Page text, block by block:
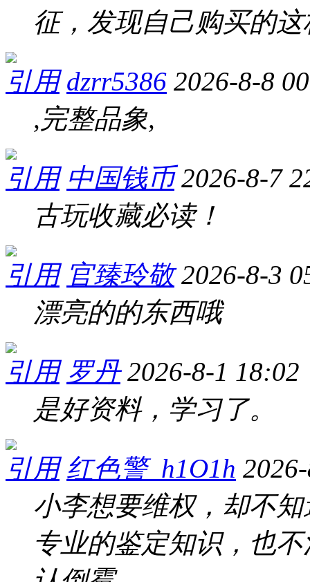
征，发现自己购买的
引用 dzrr5386 2026-8-8
,完整品象,
引用 中国钱币 2026-8-7
古玩收藏必读！
引用 官臻玲敬 2026-8-3
漂亮的的东西哦
引用 罗丹 2026-8-1 18:02
是好资料，学习了。
引用 红色警_h1O1h
小李想要维权，却不
专业的鉴定知识，也